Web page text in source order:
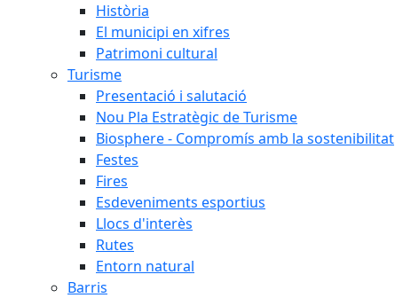
Història
El municipi en xifres
Patrimoni cultural
Turisme
Presentació i salutació
Nou Pla Estratègic de Turisme
Biosphere - Compromís amb la sostenibilitat
Festes
Fires
Esdeveniments esportius
Llocs d'interès
Rutes
Entorn natural
Barris